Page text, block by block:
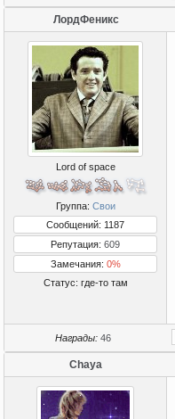
ЛордФеникс
Lord of space
Группа: Свои
Сообщений: 1187
Репутация: 609
Замечания: 0%
Статус: где-то там
Награды: 46
Chaya